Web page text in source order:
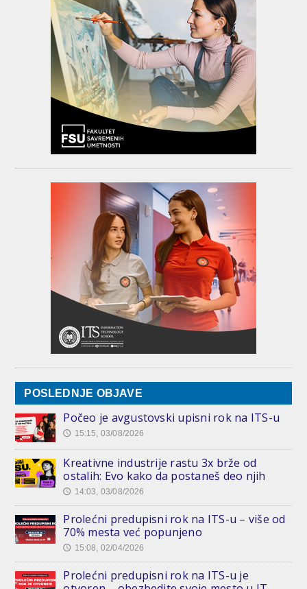
POSLEDNJE OBJAVE
Počeo je avgustovski upisni rok na ITS-u
🕔 15:15, 03/08/2026
Kreativne industrije rastu 3x brže od
ostalih: Evo kako da postaneš deo njih
🕔 14:03, 03/08/2026
Prolećni predupisni rok na ITS-u – više od
70% mesta već popunjeno
🕔 15:08, 02/04/2026
Prolećni predupisni rok na ITS-u je